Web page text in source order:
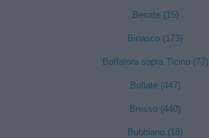
Besate (15)
Binasco (173)
Boffalora sopra Ticino (77)
Bollate (447)
Bresso (440)
Bubbiano (18)